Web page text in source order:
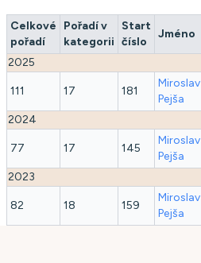
Celkové
pořadí
Pořadí v
kategorii
Start
číslo
Jméno
2025
111 17 181
Miroslav
Pejša
2024
77 17 145
Miroslav
Pejša
2023
82 18 159
Miroslav
Pejša